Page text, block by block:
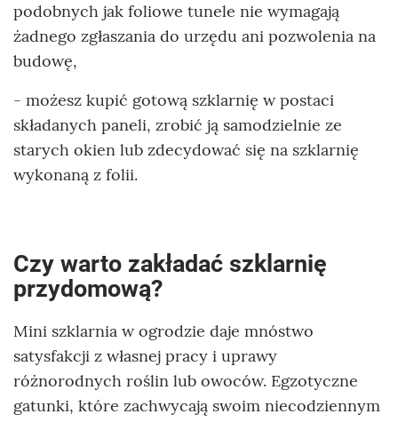
podobnych jak foliowe tunele nie wymagają
żadnego zgłaszania do urzędu ani pozwolenia na
budowę,
- możesz kupić gotową szklarnię w postaci
składanych paneli, zrobić ją samodzielnie ze
starych okien lub zdecydować się na szklarnię
wykonaną z folii.
Czy warto zakładać szklarnię
przydomową?
Mini szklarnia w ogrodzie daje mnóstwo
satysfakcji z własnej pracy i uprawy
różnorodnych roślin lub owoców. Egzotyczne
gatunki, które zachwycają swoim niecodziennym